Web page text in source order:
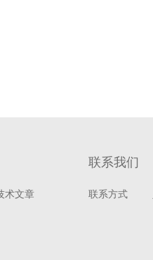
术文章
联系我们
联系方式